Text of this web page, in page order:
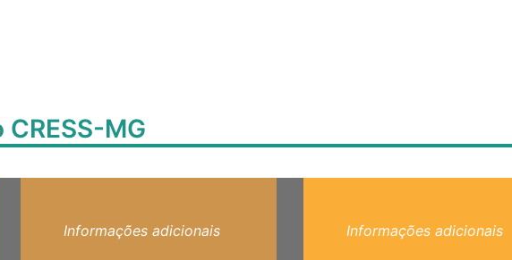
MG
Informações adicionais Informações adicionais